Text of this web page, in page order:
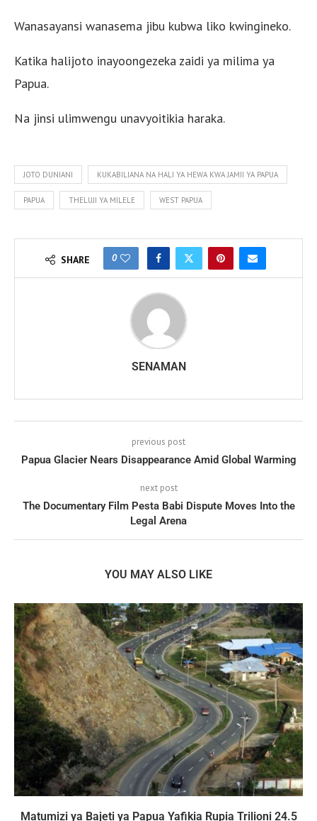
Wanasayansi wanasema jibu kubwa liko kwingineko.
Katika halijoto inayoongezeka zaidi ya milima ya
Papua.
Na jinsi ulimwengu unavyoitikia haraka.
JOTO DUNIANI KUKABILIANA NA HALI YA HEWA KWA JAMII YA PAPUA
PAPUA THELUJI YA MILELE WEST PAPUA
SHARE 0
SENAMAN
previous post
Papua Glacier Nears Disappearance Amid Global Warming
next post
The Documentary Film Pesta Babi Dispute Moves Into the
Legal Arena
YOU MAY ALSO LIKE
Matumizi ya Bajeti ya Papua Yafikia Rupia Trilioni 24.5